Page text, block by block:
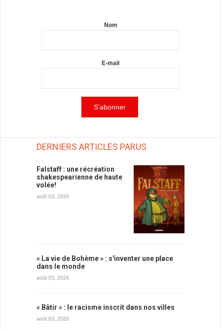
Nom
E-mail
DERNIERS ARTICLES PARUS
Falstaff : une récréation
shakespearienne de haute
volée!
août 03, 2026
« La vie de Bohème » : s'inventer une place
dans le monde
août 03, 2026
« Bâtir » : le racisme inscrit dans nos villes
août 03, 2026